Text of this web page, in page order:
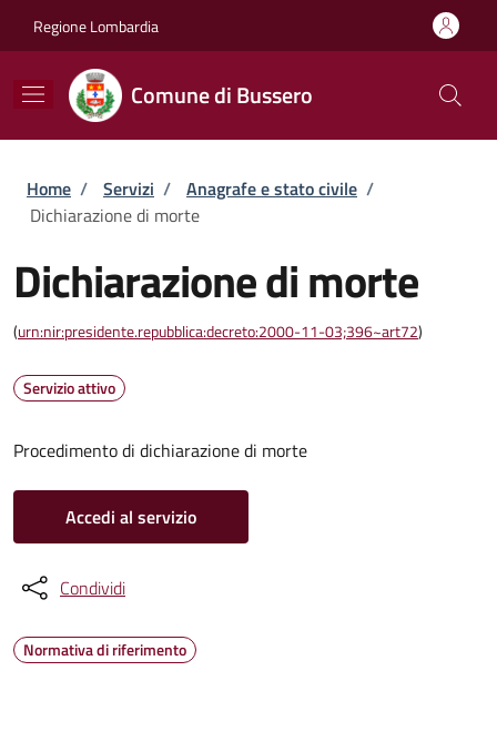
Regione Lombardia
Comune di Bussero
Briciole di pane
Home / Servizi / Anagrafe e stato civile /
Dichiarazione di morte
Dichiarazione di morte
(urn:nir:presidente.repubblica:decreto:2000-11-03;396~art72)
Servizio attivo
Procedimento di dichiarazione di morte
Accedi al servizio
Condividi
Normativa di riferimento